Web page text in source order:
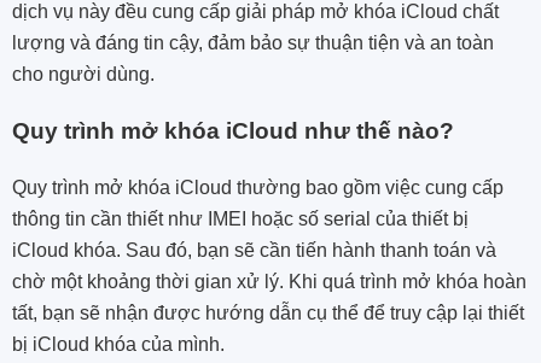
dịch vụ này đều cung cấp giải pháp mở khóa iCloud chất
lượng và đáng tin cậy, đảm bảo sự thuận tiện và an toàn
cho người dùng.
Quy trình mở khóa iCloud như thế nào?
Quy trình mở khóa iCloud thường bao gồm việc cung cấp
thông tin cần thiết như IMEI hoặc số serial của thiết bị
iCloud khóa. Sau đó, bạn sẽ cần tiến hành thanh toán và
chờ một khoảng thời gian xử lý. Khi quá trình mở khóa hoàn
tất, bạn sẽ nhận được hướng dẫn cụ thể để truy cập lại thiết
bị iCloud khóa của mình.